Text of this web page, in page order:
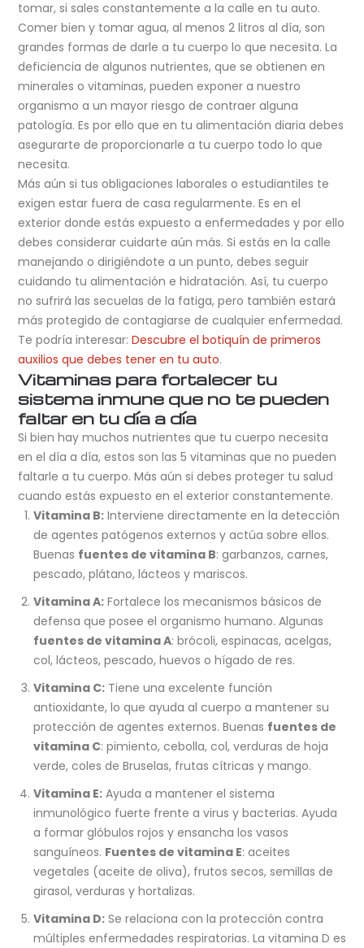
tomar, si sales constantemente a la calle en tu auto.
Comer bien y tomar agua, al menos 2 litros al día, son
grandes formas de darle a tu cuerpo lo que necesita. La
deficiencia de algunos nutrientes, que se obtienen en
minerales o vitaminas, pueden exponer a nuestro
organismo a un mayor riesgo de contraer alguna
patología. Es por ello que en tu alimentación diaria debes
asegurarte de proporcionarle a tu cuerpo todo lo que
necesita.
Más aún si tus obligaciones laborales o estudiantiles te
exigen estar fuera de casa regularmente. Es en el
exterior donde estás expuesto a enfermedades y por ello
debes considerar cuidarte aún más. Si estás en la calle
manejando o dirigiéndote a un punto, debes seguir
cuidando tu alimentación e hidratación. Así, tu cuerpo
no sufrirá las secuelas de la fatiga, pero también estará
más protegido de contagiarse de cualquier enfermedad.
Te podría interesar:Descubre el botiquín de primeros
auxilios que debes tener en tu auto.
Vitaminas para fortalecer tu
sistema inmune que no te pueden
faltar en tu día a día
Si bien hay muchos nutrientes que tu cuerpo necesita
en el día a día, estos son las 5 vitaminas que no pueden
faltarle a tu cuerpo. Más aún si debes proteger tu salud
cuando estás expuesto en el exterior constantemente.
Vitamina B:Interviene directamente en la detección
de agentes patógenos externos y actúa sobre ellos.
Buenas fuentes de vitamina B: garbanzos, carnes,
pescado, plátano, lácteos y mariscos.
Vitamina A:Fortalece los mecanismos básicos de
defensa que posee el organismo humano. Algunas
fuentes de vitamina A: brócoli, espinacas, acelgas,
col, lácteos, pescado, huevos o hígado de res.
Vitamina C:Tiene una excelente función
antioxidante, lo que ayuda al cuerpo a mantener su
protección de agentes externos. Buenas fuentes de
vitamina C: pimiento, cebolla, col, verduras de hoja
verde, coles de Bruselas, frutas cítricas y mango.
Vitamina E:Ayuda a mantener el sistema
inmunológico fuerte frente a virus y bacterias. Ayuda
a formar glóbulos rojos y ensancha los vasos
sanguíneos. Fuentes de vitamina E: aceites
vegetales (aceite de oliva), frutos secos, semillas de
girasol, verduras y hortalizas.
Vitamina D:Se relaciona con la protección contra
múltiples enfermedades respiratorias. La vitamina D es